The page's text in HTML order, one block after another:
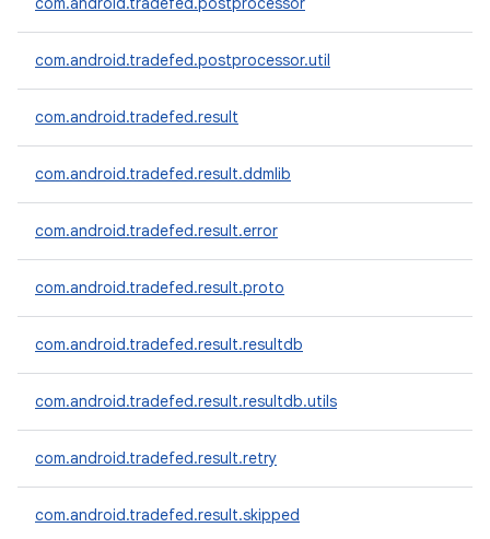
com.android.tradefed.postprocessor.util
com.android.tradefed.result
com.android.tradefed.result.ddmlib
com.android.tradefed.result.error
com.android.tradefed.result.proto
com.android.tradefed.result.resultdb
com.android.tradefed.result.resultdb.utils
com.android.tradefed.result.retry
com.android.tradefed.result.skipped